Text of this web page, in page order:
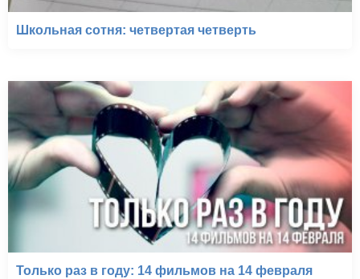
Школьная сотня: четвертая четверть
Только раз в году: 14 фильмов на 14 февраля